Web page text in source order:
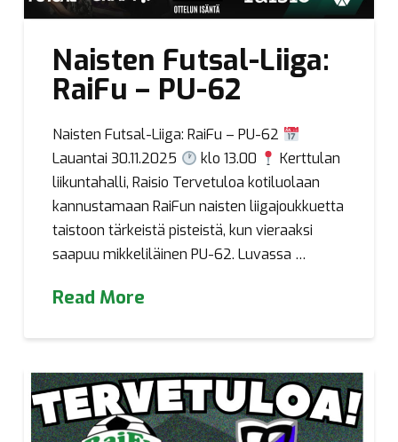
Naisten Futsal-Liiga:
RaiFu – PU-62
Naisten Futsal-Liiga: RaiFu – PU-62
Lauantai 30.11.2025
klo 13.00
Kerttulan
liikuntahalli, Raisio Tervetuloa kotiluolaan
kannustamaan RaiFun naisten liigajoukkuetta
taistoon tärkeistä pisteistä, kun vieraaksi
saapuu mikkeliläinen PU-62. Luvassa …
Read More